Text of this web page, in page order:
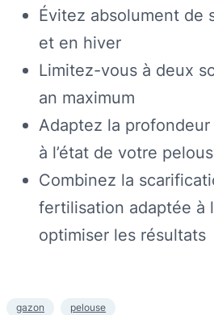
Évitez absolument de
et en hiver
Limitez-vous à deux
an maximum
Adaptez la
à l’état de votre
Combinez la
fertilisation adaptée à
optimiser les résultats
gazon pelouse